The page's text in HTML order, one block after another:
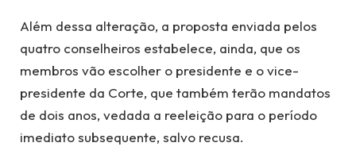
Além dessa alteração, a proposta enviada pelos
quatro conselheiros estabelece, ainda, que os
membros vão escolher o presidente e o vice-
presidente da Corte, que também terão mandatos
de dois anos, vedada a reeleição para o período
imediato subsequente, salvo recusa.